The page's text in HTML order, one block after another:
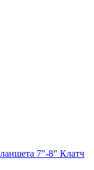
7"-8" Клатч